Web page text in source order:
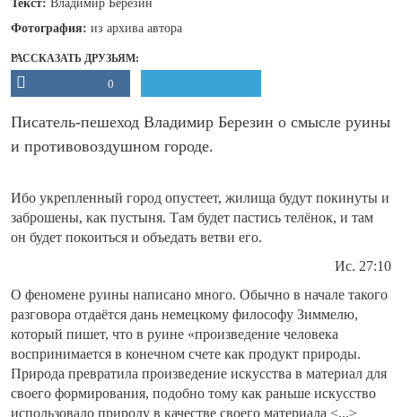
Текст: Владимир Березин
Фотография: из архива автора
РАССКАЗАТЬ ДРУЗЬЯМ:
0
Писатель-пешеход Владимир Березин о смысле руины
и противовоздушном городе.
Ибо укрепленный город опустеет, жилища будут покинуты и
заброшены, как пустыня. Там будет пастись телёнок, и там
он будет покоиться и объедать ветви его.
Ис. 27:10
О феномене руины написано много. Обычно в начале такого
разговора отдаётся дань немецкому философу Зиммелю,
который пишет, что в руине «произведение человека
воспринимается в конечном счете как продукт природы.
Природа превратила произведение искусства в материал для
своего формирования, подобно тому как раньше искусство
использовало природу в качестве своего материала <...>